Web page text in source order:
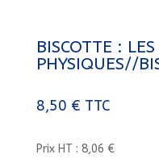
BISCOTTE :
PHYSIQUES//
8,50 € TTC
Prix HT : 8,06 €